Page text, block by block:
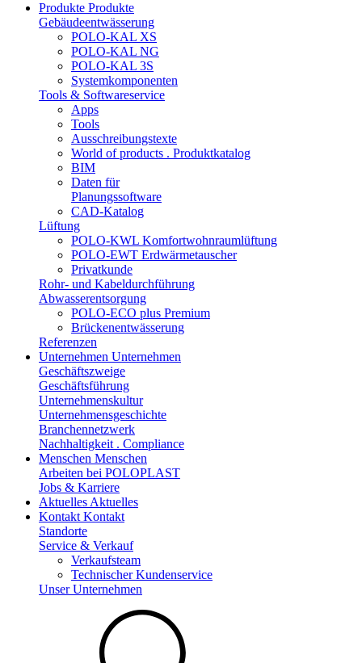
Produkte Produkte
Gebäudeentwässerung
POLO-KAL XS
POLO-KAL NG
POLO-KAL 3S
Systemkomponenten
Tools & Softwareservice
Apps
Tools
Ausschreibungstexte
World of products . Produktkatalog
BIM
Daten für
Planungssoftware
CAD-Katalog
Lüftung
POLO-KWL Komfortwohnraumlüftung
POLO-EWT Erdwärmetauscher
Privatkunde
Rohr- und Kabeldurchführung
Abwasserentsorgung
POLO-ECO plus Premium
Brückenentwässerung
Referenzen
Unternehmen Unternehmen
Geschäftszweige
Geschäftsführung
Unternehmenskultur
Unternehmensgeschichte
Branchennetzwerk
Nachhaltigkeit . Compliance
Menschen Menschen
Arbeiten bei POLOPLAST
Jobs & Karriere
Aktuelles Aktuelles
Kontakt Kontakt
Standorte
Service & Verkauf
Verkaufsteam
Technischer Kundenservice
Unser Unternehmen